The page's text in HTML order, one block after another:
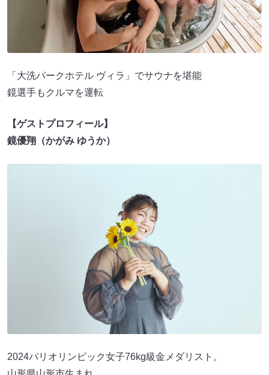
「大洗パークホテル ヴィラ」でサウナを堪能
鏡選手もクルマを運転
【ゲストプロフィール】
鏡優翔（かがみ ゆうか）
2024パリオリンピック女子76kg級金メダリスト。